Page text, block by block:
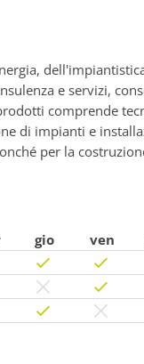
e servizi,
comprende
di impianti e
per la
gio ven